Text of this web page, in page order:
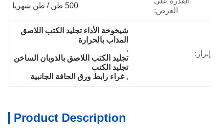
العرض:
500 طن / طن شهريا
إبراز:
شيخوخة الأداء تجليد الكتب اللاصق
المذاب بالحرارة
,
تجليد الكتب اللاصق بالذوبان الساخن
تجليد الكتب
, غراء رابط ورق الحافة الجانبية
Product Description